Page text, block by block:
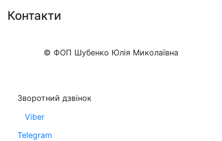
Контакти
© ФОП Шубенко Юлія Миколаївна
Зворотний дзвінок
Viber
Telegram